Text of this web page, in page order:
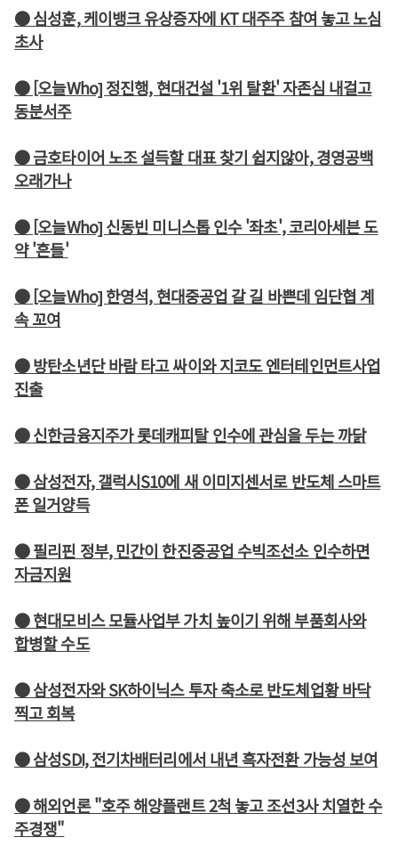
● 심성훈, 케이뱅크 유상증자에 KT 대주주 참여 놓고 노심
초사
● [오늘Who] 정진행, 현대건설 '1위 탈환' 자존심 내걸고
동분서주
● 금호타이어 노조 설득할 대표 찾기 쉽지않아, 경영공백
오래가나
● [오늘Who] 신동빈 미니스톱 인수 '좌초', 코리아세븐 도
약 '흔들'
● [오늘Who] 한영석, 현대중공업 갈 길 바쁜데 임단협 계
속 꼬여
● 방탄소년단 바람 타고 싸이와 지코도 엔터테인먼트사업
진출
● 신한금융지주가 롯데캐피탈 인수에 관심을 두는 까닭
● 삼성전자, 갤럭시S10에 새 이미지센서로 반도체 스마트
폰 일거양득
● 필리핀 정부, 민간이 한진중공업 수빅조선소 인수하면
자금지원
● 현대모비스 모듈사업부 가치 높이기 위해 부품회사와
합병할 수도
● 삼성전자와 SK하이닉스 투자 축소로 반도체업황 바닥
찍고 회복
● 삼성SDI, 전기차배터리에서 내년 흑자전환 가능성 보여
● 해외언론 "호주 해양플랜트 2척 놓고 조선3사 치열한 수
주경쟁"